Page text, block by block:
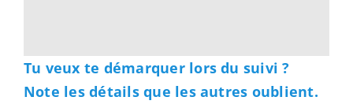
Tu veux te démarquer lors du suivi ?
Note les détails que les autres oublient.